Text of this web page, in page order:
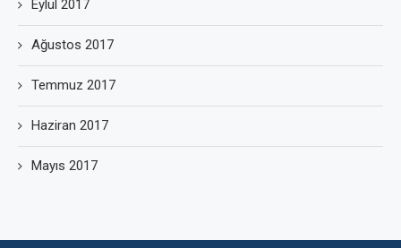
Eylül 2017
Ağustos 2017
Temmuz 2017
Haziran 2017
Mayıs 2017